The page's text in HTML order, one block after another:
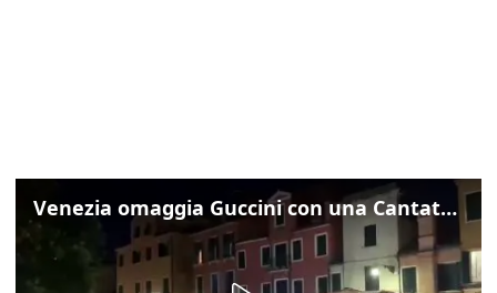
Venezia omaggia Guccini con una Cantata Anarchica in campo Santa Margherita